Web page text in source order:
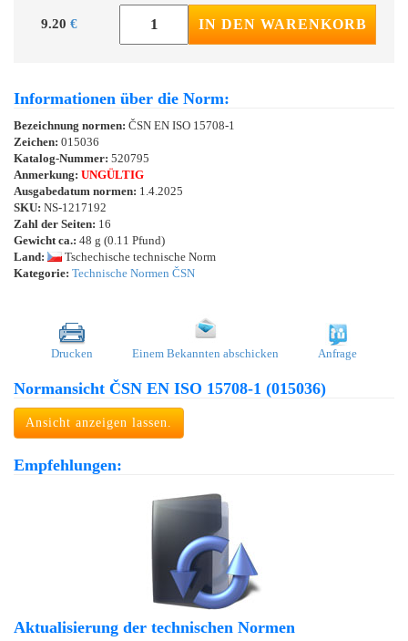
9.20 € IN DEN WARENKORB
Informationen über die Norm:
Bezeichnung normen: ČSN EN ISO 15708-1
Zeichen: 015036
Katalog-Nummer: 520795
Anmerkung: UNGÜLTIG
Ausgabedatum normen: 1.4.2025
SKU: NS-1217192
Zahl der Seiten: 16
Gewicht ca.: 48 g (0.11 Pfund)
Land:
Tschechische technische Norm
Kategorie: Technische Normen ČSN
Drucken Einem Bekannten abschicken Anfrage
Normansicht ČSN EN ISO 15708-1 (015036)
Ansicht anzeigen lassen.
Empfehlungen:
Aktualisierung der technischen Normen